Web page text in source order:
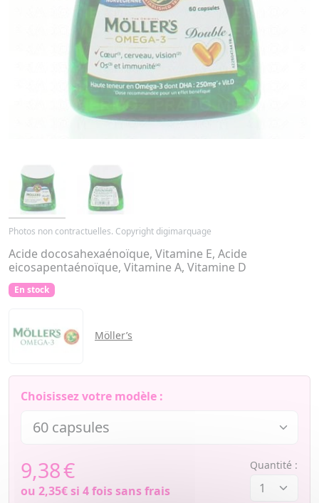
Photos non contractuelles. Copyright digimarquage
Acide docosahexaénoïque, Vitamine E, Acide
eicosapentaénoïque, Vitamine A, Vitamine D
En stock
Möller’s
Choisissez votre modèle :
9,38€
ou 2,35€si 4 fois sans frais
Quantité :